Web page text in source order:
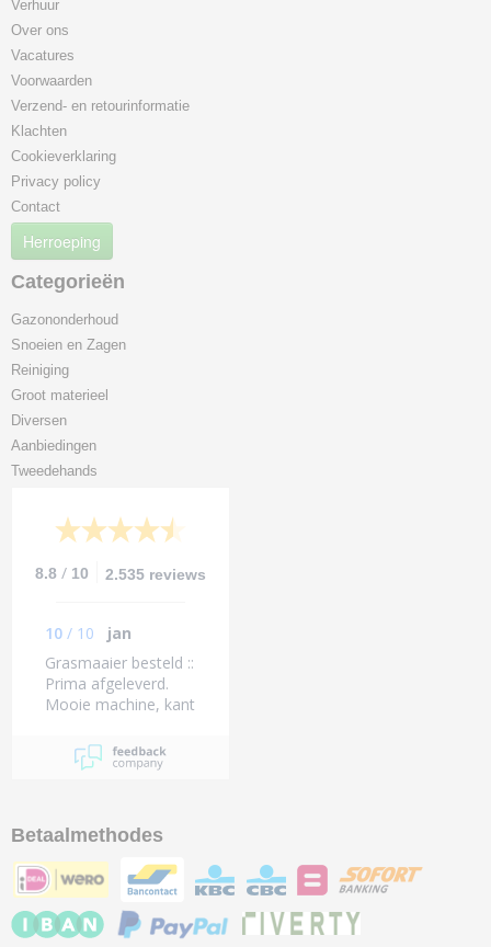
Verhuur
Over ons
Vacatures
Voorwaarden
Verzend- en retourinformatie
Klachten
Cookieverklaring
Privacy policy
Contact
Herroeping
Categorieën
Gazononderhoud
Snoeien en Zagen
Reiniging
Groot materieel
Diversen
Aanbiedingen
Tweedehands
8.8 / 10 2.535 reviews
10 / 10
jan
Grasmaaier besteld ::
Prima afgeleverd.
Mooie machine, kant
beginnen Zelfs de
tank zat vol benzine
Betaalmethodes